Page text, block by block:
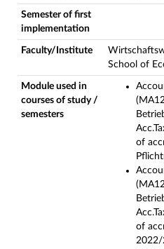
Semester of first
implementation
Faculty/Institute
School of
Module used in
courses of study /
semesters
of
of
2022/